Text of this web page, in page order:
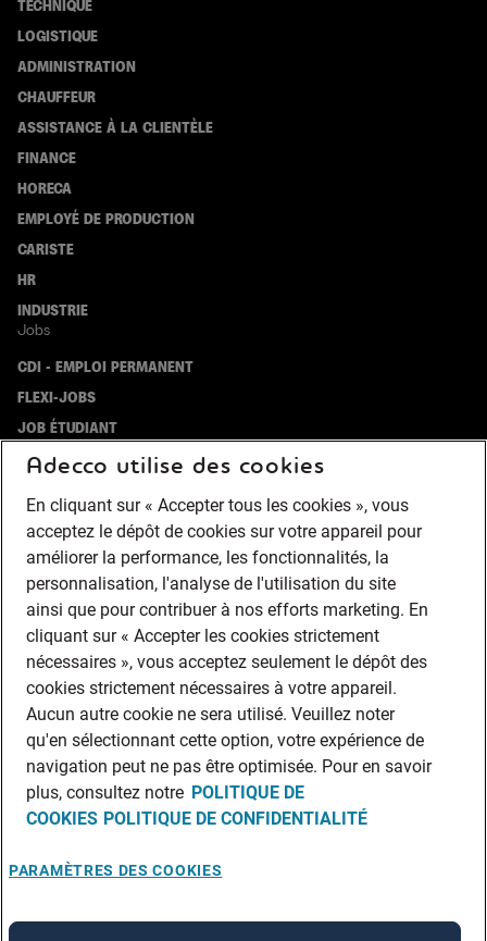
TECHNIQUE
LOGISTIQUE
ADMINISTRATION
CHAUFFEUR
ASSISTANCE À LA CLIENTÈLE
FINANCE
HORECA
EMPLOYÉ DE PRODUCTION
CARISTE
HR
INDUSTRIE
Jobs
CDI - EMPLOI PERMANENT
FLEXI-JOBS
JOB ÉTUDIANT
EMPLOI TEMPORAIRE
Services
TRAVAIL INTÉRIMAIRE
PERMANENT PLACEMENT
TRAVAIL ÉTUDIANT
FLEXI-JOBS
TESTING & ASSESMENT
BEEPLE
OUTSOURCING
24/7
INFORMATIONS JURIDIQUES
Adecco utilise des cookies
En cliquant sur « Accepter tous les cookies », vous
acceptez le dépôt de cookies sur votre appareil pour
améliorer la performance, les fonctionnalités, la
personnalisation, l'analyse de l'utilisation du site
ainsi que pour contribuer à nos efforts marketing. En
cliquant sur « Accepter les cookies strictement
nécessaires », vous acceptez seulement le dépôt des
cookies strictement nécessaires à votre appareil.
Aucun autre cookie ne sera utilisé. Veuillez noter
qu'en sélectionnant cette option, votre expérience de
navigation peut ne pas être optimisée. Pour en savoir
plus, consultez notre POLITIQUE DE
COOKIES POLITIQUE DE CONFIDENTIALITÉ
PARAMÈTRES DES COOKIES